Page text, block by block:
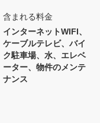
含まれる料金
インターネットWIFI、
ケーブルテレビ、バイ
ク駐車場、水、エレベ
ーター、物件のメンテ
ナンス